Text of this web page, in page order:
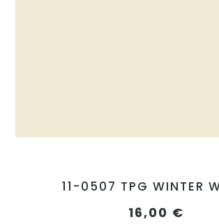
11-0507 TPG WINTER
16,00 €